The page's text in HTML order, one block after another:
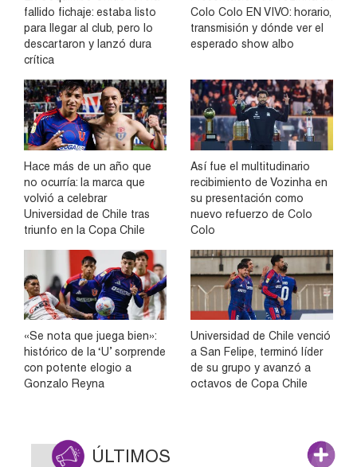
fallido fichaje: estaba listo
para llegar al club, pero lo
descartaron y lanzó dura
crítica
Colo Colo EN VIVO: horario,
transmisión y dónde ver el
esperado show albo
Hace más de un año que
no ocurría: la marca que
volvió a celebrar
Universidad de Chile tras
triunfo en la Copa Chile
Así fue el multitudinario
recibimiento de Vozinha en
su presentación como
nuevo refuerzo de Colo
Colo
«Se nota que juega bien»:
histórico de la ‘U’ sorprende
con potente elogio a
Gonzalo Reyna
Universidad de Chile venció
a San Felipe, terminó líder
de su grupo y avanzó a
octavos de Copa Chile
ÚLTIMOS